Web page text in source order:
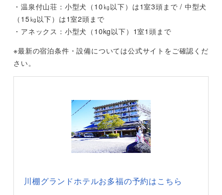
・温泉付山荘：小型犬（10㎏以下）は1室3頭まで / 中型犬
（15㎏以下）は1室2頭まで
・アネックス：小型犬（10kg以下）1室1頭まで
※最新の宿泊条件・設備については公式サイトをご確認くだ
さい。
川棚グランドホテルお多福の予約はこちら